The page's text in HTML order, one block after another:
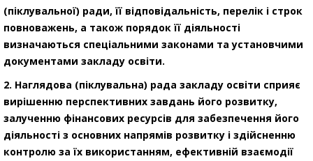
(піклувальної) ради, її відповідальність, перелік і строк
повноважень, а також порядок її діяльності
визначаються спеціальними законами та установчими
документами закладу освіти.
2. Наглядова (піклувальна) рада закладу освіти сприяє
вирішенню перспективних завдань його розвитку,
залученню фінансових ресурсів для забезпечення його
діяльності з основних напрямів розвитку і здійсненню
контролю за їх використанням, ефективній взаємодії